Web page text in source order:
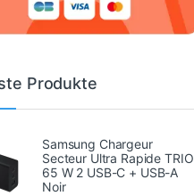
Produkte
Samsung Chargeur
Secteur Ultra Rapide TRIO
65 W 2 USB-C + USB-A
Noir